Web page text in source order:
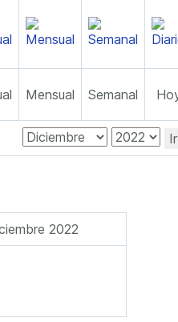
Mensual Semanal
2022